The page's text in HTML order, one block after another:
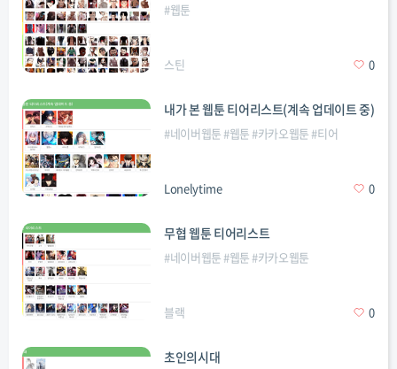
#웹툰
스틴 0
내가 본 웹툰 티어리스트(계속 업데이트 중)
#네이버웹툰#웹툰#카카오웹툰#티어
Lonelytime 0
무협 웹툰 티어리스트
#네이버웹툰#웹툰#카카오웹툰
블랙 0
초인의시대